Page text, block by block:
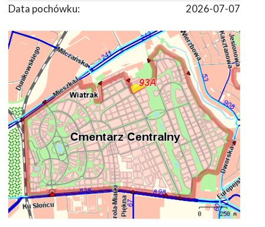
2026-07-07
Data pochówku: